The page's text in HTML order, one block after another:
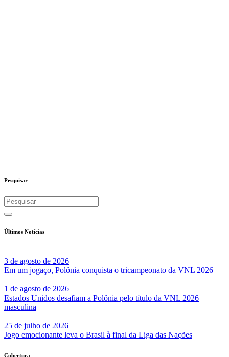
Pesquisar
Últimos Notícias
3 de agosto de 2026
Em um jogaço, Polônia conquista o tricampeonato da VNL 2026
1 de agosto de 2026
Estados Unidos desafiam a Polônia pelo título da VNL 2026
masculina
25 de julho de 2026
Jogo emocionante leva o Brasil à final da Liga das Nações
Cobertura